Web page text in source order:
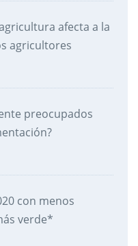
afecta a la
agricultores
preocupados
con menos
verde*